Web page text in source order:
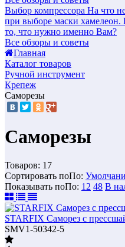
Выбор компрессора На что
при выборе маски хамелеон.
то, что нужно именно Вам?
Все обзоры и советы
Главная
Каталог товаров
Ручной инструмент
Крепеж
Саморезы
Саморезы
Товаров: 17
Сортировать поПо:
Показывать поПо: 12 48 В
STARFIX Саморез с
SMV1-50342-5